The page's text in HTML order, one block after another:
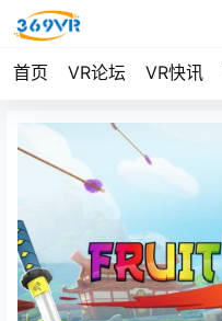
首页 VR论坛 VR快讯